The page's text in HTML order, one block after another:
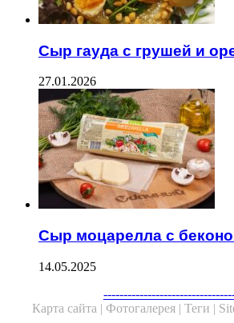
Сыр гауда с грушей и
27.01.2026
Сыр моцарелла с
14.05.2025
Карта сайта | Фотогалерея | Теги |